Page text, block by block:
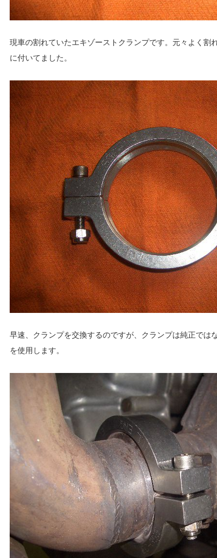
現車の割れていたエキゾーストクランプです。元々よく割
に付いてました。
早速、クランプを交換するのですが、クランプは純正では
を使用します。